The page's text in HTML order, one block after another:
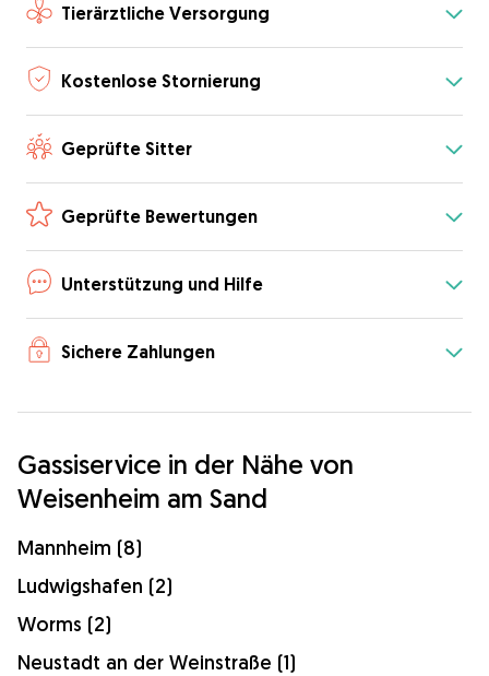
Tierärztliche Versorgung
Kostenlose Stornierung
Geprüfte Sitter
Geprüfte Bewertungen
Unterstützung und Hilfe
Sichere Zahlungen
Gassiservice in der Nähe von
Weisenheim am Sand
Mannheim (8)
Ludwigshafen (2)
Worms (2)
Neustadt an der Weinstraße (1)